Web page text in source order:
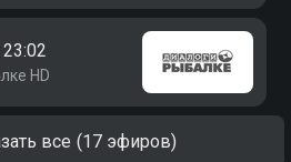
HD
все (17 эфиров)